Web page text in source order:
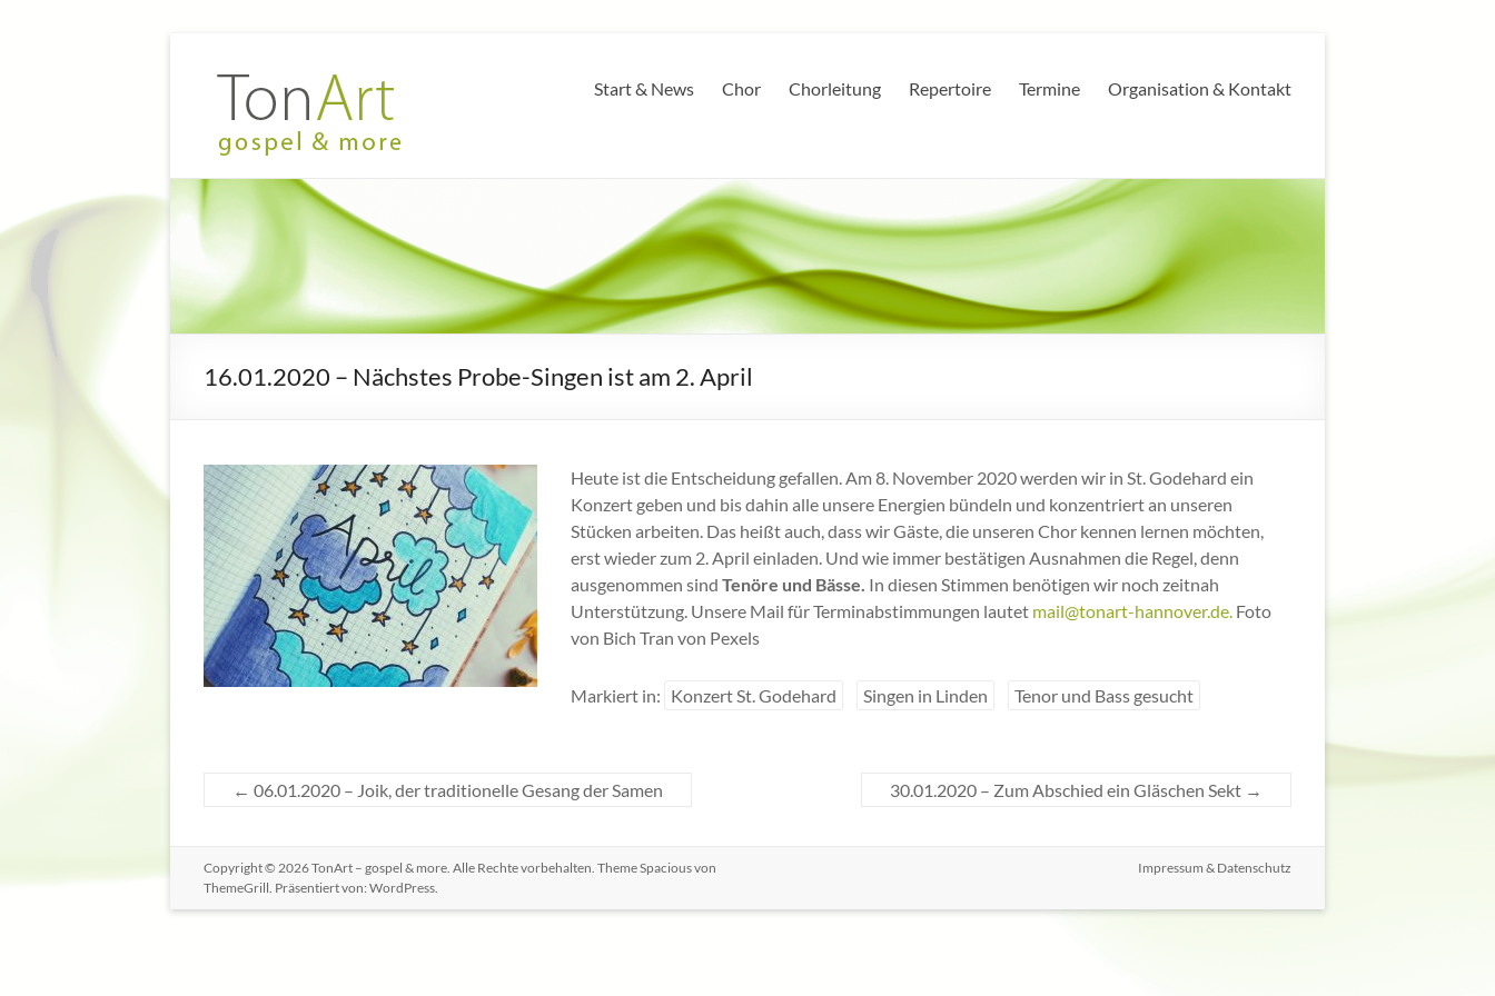
TonArt
gospel
&
more
Mein Chor
Hannover-
Linden
Start & News Chor Chorleitung Repertoire Termine Organisation & Kontakt
16.01.2020 – Nächstes Probe-Singen ist am 2. April
Heute ist die Entscheidung gefallen. Am 8. November 2020 werden wir in St. Godehard ein
Konzert geben und bis dahin alle unsere Energien bündeln und konzentriert an unseren
Stücken arbeiten. Das heißt auch, dass wir Gäste, die unseren Chor kennen lernen möchten,
erst wieder zum 2. April einladen. Und wie immer bestätigen Ausnahmen die Regel, denn
ausgenommen sind Tenöre und Bässe. In diesen Stimmen benötigen wir noch zeitnah
Unterstützung. Unsere Mail für Terminabstimmungen lautet mail@tonart-hannover.de. Foto
von Bich Tran von Pexels
Markiert in: Konzert St. Godehard Singen in Linden Tenor und Bass gesucht
← 06.01.2020 – Joik, der traditionelle Gesang der Samen 30.01.2020 – Zum Abschied ein Gläschen Sekt →
Copyright © 2026TonArt – gospel & more. Alle Rechte vorbehalten. ThemeSpaciousvon
ThemeGrill. Präsentiert von: WordPress.
Impressum & Datenschutz